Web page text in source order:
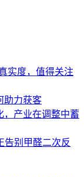
实度，值得关注
助力获客
，产业在调整中蓄
告别甲醛二次反